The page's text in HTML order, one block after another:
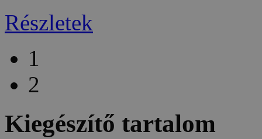
Részletek
1
2
Kiegészítő tartalom